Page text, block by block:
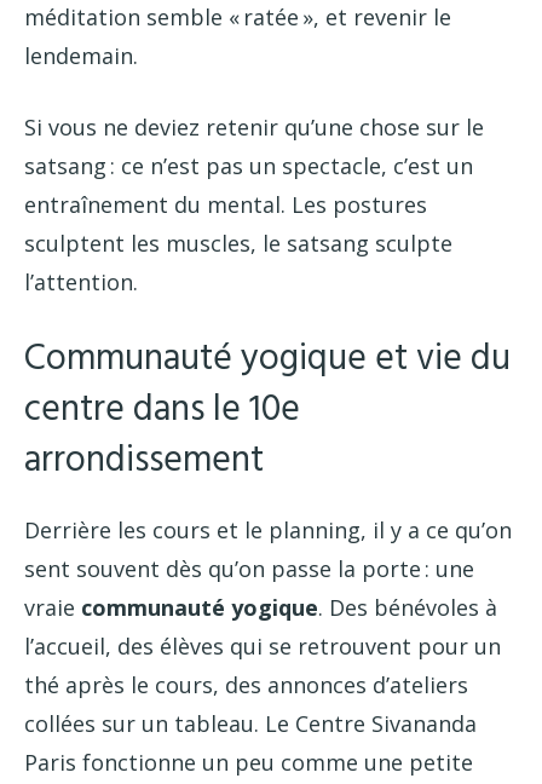
méditation semble « ratée », et revenir le
lendemain.
Si vous ne deviez retenir qu’une chose sur le
satsang : ce n’est pas un spectacle, c’est un
entraînement du mental. Les postures
sculptent les muscles, le satsang sculpte
l’attention.
Communauté yogique et vie du
centre dans le 10e
arrondissement
Derrière les cours et le planning, il y a ce qu’on
sent souvent dès qu’on passe la porte : une
vraie communauté yogique. Des bénévoles à
l’accueil, des élèves qui se retrouvent pour un
thé après le cours, des annonces d’ateliers
collées sur un tableau. Le Centre Sivananda
Paris fonctionne un peu comme une petite